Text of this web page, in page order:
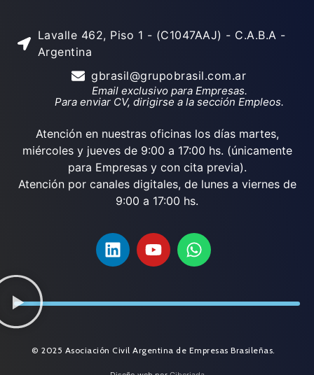
Lavalle 462, Piso 1 - (C1047AAJ) - C.A.B.A -
Argentina
gbrasil@grupobrasil.com.ar
Email exclusivo para Empresas.
Para enviar CV, dirigirse a la sección Empleos.
Atención en nuestras oficinas los días martes,
miércoles y jueves de 9:00 a 17:00 hs. (únicamente
para Empresas y con cita previa).
Atención por canales digitales, de lunes a viernes de
9:00 a 17:00 hs.
© 2025 Asociación Civil Argentina de Empresas Brasileñas.